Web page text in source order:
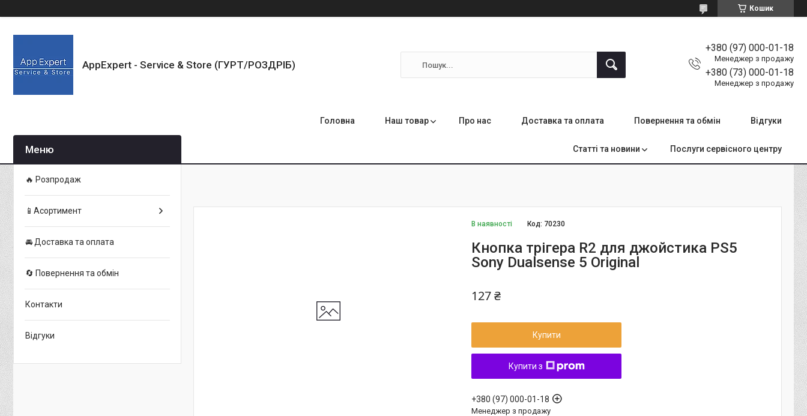
Кошик
AppExpert - Service & Store (ГУРТ/РОЗДРІБ)
+380 (97) 000-01-18
Менеджер з продажу
+380 (73) 000-01-18
Менеджер з продажу
Головна Наш товар Про нас Доставка та оплата Повернення та обмін Відгуки
Статті та новини Послуги сервісного центру
В наявності Код: 70230
Кнопка трігера R2 для джойстика PS5
Sony Dualsense 5 Original
127 ₴
Купити
Купити з
+380 (97) 000-01-18
Менеджер з продажу
🔥 Розпродаж
📱Асортимент
🚘 Доставка та оплата
🔄 Повернення та обмін
Контакти
Відгуки